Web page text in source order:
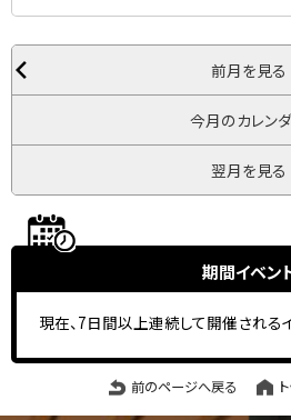
前月を見る
今月のカレン
翌月を見る
期間イベン
現在、7日間以上連続して開催される
前のページへ戻る